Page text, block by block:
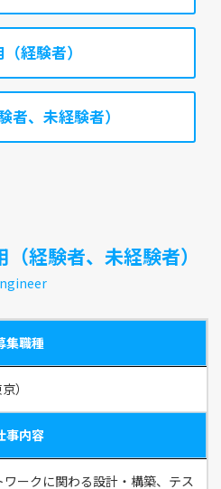
経験者）
者、未経験者）
経験者、未経験者）
集職種
）
事内容
ークに関わる設計・構築、テス